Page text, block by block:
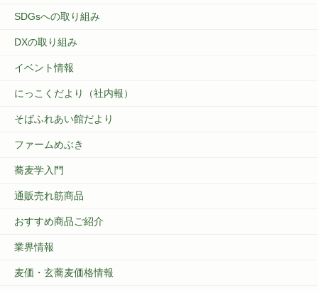
SDGsへの取り組み
DXの取り組み
イベント情報
にっこくだより（社内報）
そばふれあい館だより
ファームめぶき
蕎麦学入門
通販売れ筋商品
おすすめ商品ご紹介
業界情報
麦価・玄蕎麦価格情報